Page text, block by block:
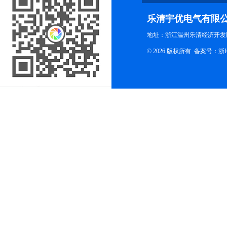
乐清宇优电气有限
地址：浙江温州乐清经济开
© 2026 版权所有 备案号：浙